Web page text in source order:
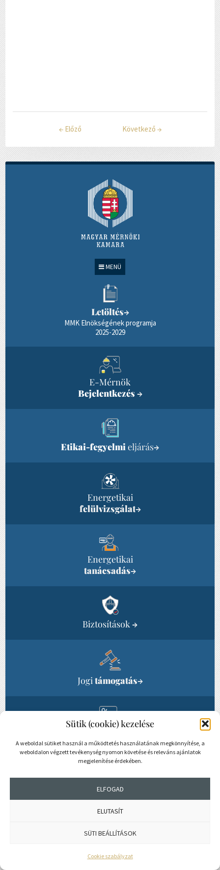
Sütik (cookie) kezelése
A weboldal sütiket használ a működtetés használatának megkönnyítése, a
weboldalon végzett tevékenység nyomon követése és releváns ajánlatok
megjelenítése érdekében.
ELFOGAD
ELUTASÍT
SÜTI BEÁLLÍTÁSOK
Cookie szabályzat
MENÜ
Letöltés→
MMK Elnökségének programja
2025-2029
E-Mérnök
Bejelentkezés →
Etikai-fegyelmieljárás→
Energetikai
felülvizsgálat→
Energetikai
tanácsadás→
Biztosítások→
Jogitámogatás→
mérnökigazolvány→
← Előző Következő →
DIGITÁLIS MÉRNÖK ÚJSÁG